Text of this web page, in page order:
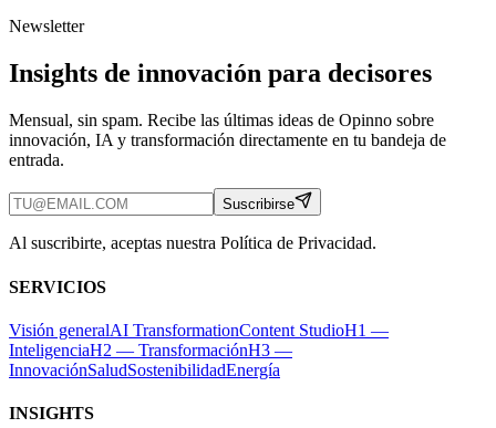
Newsletter
Insights de innovación para decisores
Mensual, sin spam. Recibe las últimas ideas de Opinno sobre
innovación, IA y transformación directamente en tu bandeja de
entrada.
Suscribirse
Al suscribirte, aceptas nuestra Política de Privacidad.
SERVICIOS
Visión generalAI TransformationContent StudioH1 —
InteligenciaH2 — TransformaciónH3 —
InnovaciónSaludSostenibilidadEnergía
INSIGHTS